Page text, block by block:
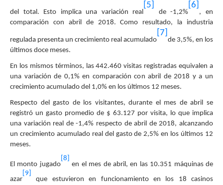
del total. Esto implica una variación real
[5]
de -1,2%
[6]
, en
comparación con abril de 2018. Como resultado, la industria
regulada presenta un crecimiento real acumulado
[7]
de 3,5%, en los
últimos doce meses.
En los mismos términos, las 442.460 visitas registradas equivalen a
una variación de 0,1% en comparación con abril de 2018 y a un
crecimiento acumulado del 1,0% en los últimos 12 meses.
Respecto del gasto de los visitantes, durante el mes de abril se
registró un gasto promedio de $ 63.127 por visita, lo que implica
una variación real de -1,4% respecto de abril de 2018, alcanzando
un crecimiento acumulado real del gasto de 2,5% en los últimos 12
meses.
El monto jugado
[8]
en el mes de abril, en las 10.351 máquinas de
azar
[9]
que estuvieron en funcionamiento en los 18 casinos